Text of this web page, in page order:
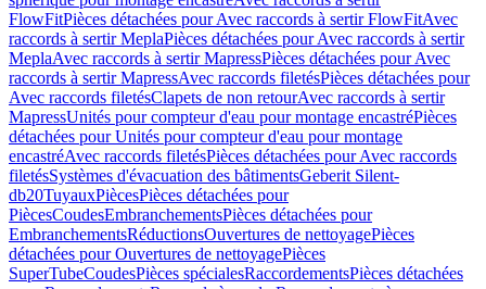
FlowFitPièces détachées pour Avec raccords à sertir FlowFitAvec
raccords à sertir MeplaPièces détachées pour Avec raccords à sertir
MeplaAvec raccords à sertir MapressPièces détachées pour Avec
raccords à sertir MapressAvec raccords filetésPièces détachées pour
Avec raccords filetésClapets de non retourAvec raccords à sertir
MapressUnités pour compteur d'eau pour montage encastréPièces
détachées pour Unités pour compteur d'eau pour montage
encastréAvec raccords filetésPièces détachées pour Avec raccords
filetésSystèmes d'évacuation des bâtimentsGeberit Silent-
db20TuyauxPiècesPièces détachées pour
PiècesCoudesEmbranchementsPièces détachées pour
EmbranchementsRéductionsOuvertures de nettoyagePièces
détachées pour Ouvertures de nettoyagePièces
SuperTubeCoudesPièces spécialesRaccordementsPièces détachées